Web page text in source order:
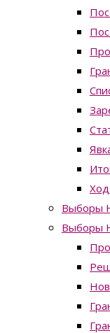
Ход
Выборы
Выборы